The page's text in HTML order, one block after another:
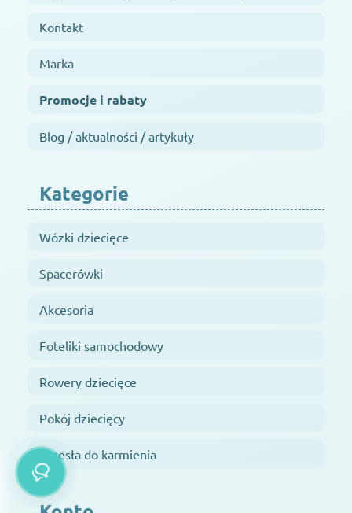
Kontakt
Marka
Promocje i rabaty
Blog / aktualności / artykuły
Kategorie
Wózki dziecięce
Spacerówki
Akcesoria
Foteliki samochodowy
Rowery dziecięce
Pokój dziecięcy
Krzesła do karmienia